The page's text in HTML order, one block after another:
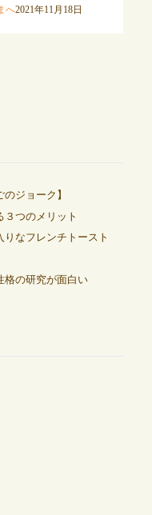
へ2021年11月18日
ジョーク】
つのメリット
りなフレンチトースト
格の研究が面白い